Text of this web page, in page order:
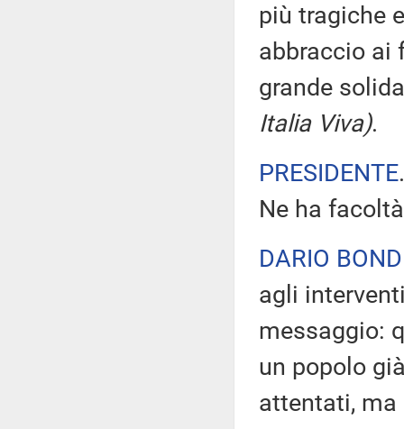
più tragiche
abbraccio ai
grande
Italia Viva).
PRESIDENTE
Ne ha
DARIO BOND
agli
messaggio:
un popolo
attentati, ma